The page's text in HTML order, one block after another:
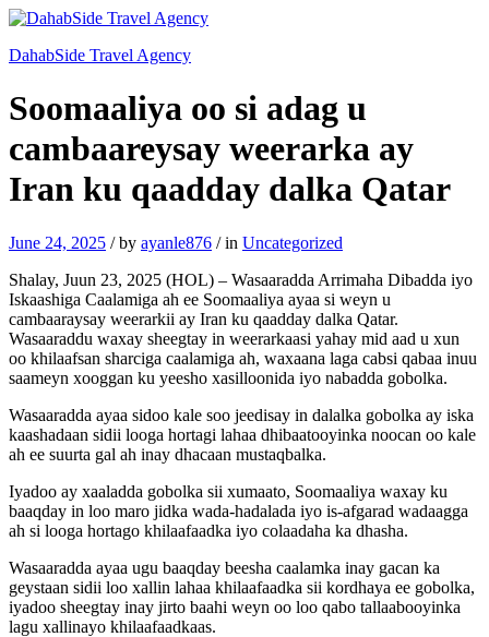
DahabSide Travel Agency
Soomaaliya oo si adag u
cambaareysay weerarka ay
Iran ku qaadday dalka Qatar
June 24, 2025 /by ayanle876 /in Uncategorized
Shalay, Juun 23, 2025 (HOL) – Wasaaradda Arrimaha Dibadda iyo
Iskaashiga Caalamiga ah ee Soomaaliya ayaa si weyn u
cambaaraysay weerarkii ay Iran ku qaadday dalka Qatar.
Wasaaraddu waxay sheegtay in weerarkaasi yahay mid aad u xun
oo khilaafsan sharciga caalamiga ah, waxaana laga cabsi qabaa inuu
saameyn xooggan ku yeesho xasilloonida iyo nabadda gobolka.
Wasaaradda ayaa sidoo kale soo jeedisay in dalalka gobolka ay iska
kaashadaan sidii looga hortagi lahaa dhibaatooyinka noocan oo kale
ah ee suurta gal ah inay dhacaan mustaqbalka.
Iyadoo ay xaaladda gobolka sii xumaato, Soomaaliya waxay ku
baaqday in loo maro jidka wada-hadalada iyo is-afgarad wadaagga
ah si looga hortago khilaafaadka iyo colaadaha ka dhasha.
Wasaaradda ayaa ugu baaqday beesha caalamka inay gacan ka
geystaan sidii loo xallin lahaa khilaafaadka sii kordhaya ee gobolka,
iyadoo sheegtay inay jirto baahi weyn oo loo qabo tallaabooyinka
lagu xallinayo khilaafaadkaas.